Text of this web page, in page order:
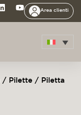
Area clienti
/ Pilette / Piletta